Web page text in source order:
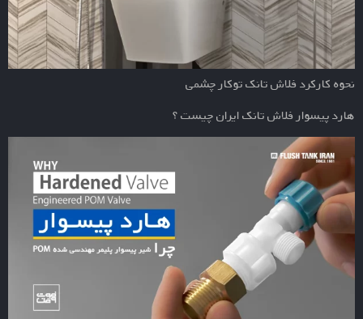
نحوه کارکرد فلاش تانک توکار چشمی
هارد پیسوار فلاش تانک ایران چیست ؟